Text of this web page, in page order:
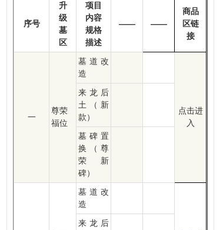
序号
升
级
墓
区
项目
内容
规格
描述
—— ——
商品
区链
接
一
尊荣
福位
墓道改
造
点击进
入
来龙后
土（新
款）
墓碑置
换（尊
荣新
碑）
墓道改
造
来龙后